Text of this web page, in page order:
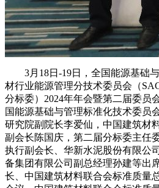
3月18日-19日，全国能源基础与
材行业能源管理分技术委员会（
分标委）2024年年会暨第二届委员
国能源基础与管理标准化技术委员
研究院副院长李爱仙，中国建筑材
副会长陈国庆，第二届分标委主任
执行副会长、华新水泥股份有限公
备集团有限公司副总经理孙建等出
长、中国建筑材料联合会标准质量